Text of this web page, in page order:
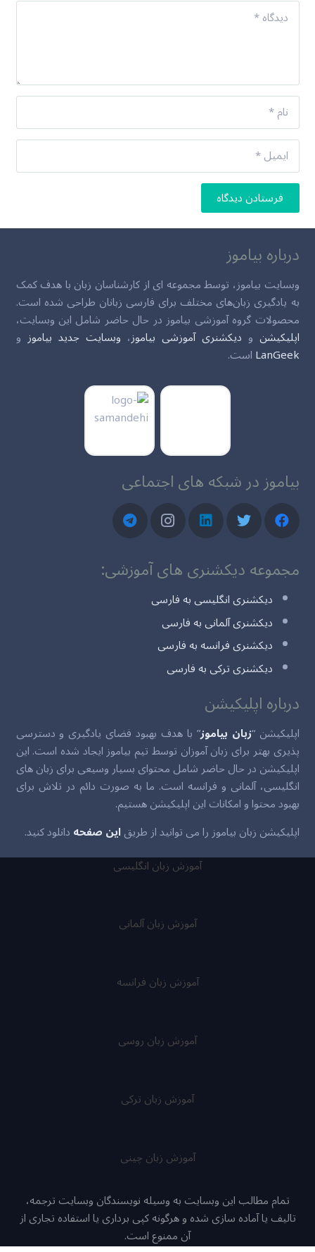
فرستادن دیدگاه
درباره بیاموز
وبسایت بیاموز، توسط مجموعه ای از کارشناسان زبان با هدف کمک
به یادگیری زبان‌های مختلف برای فارسی زبانان طراحی شده است.
محصولات گروه آموزشی بیاموز در حال حاضر شامل این وبسایت،
اپلیکیشن و دیکشنری آموزشی بیاموز، وبسایت جدید بیاموز و
LanGeekاست.
بیاموز در شبکه های اجتماعی
مجموعه دیکشنری های آموزشی:
دیکشنری انگلیسی به فارسی
دیکشنری آلمانی به فارسی
دیکشنری فرانسه به فارسی
دیکشنری ترکی به فارسی
درباره اپلیکیشن
اپلیکیشن “زبان بیاموز” با هدف بهبود فضای یادگیری و دسترسی
پذیری بهتر برای زبان آموزان توسط تیم بیاموز ایجاد شده است. این
اپلیکیشن در حال حاضر شامل محتوای بسیار وسیعی برای زبان های
انگلیسی، آلمانی و فرانسه است. ما به صورت دائم در تلاش برای
بهبود محتوا و امکانات این اپلیکیشن هستیم.
اپلیکیشن زبان بیاموز را می توانید از طریقاین صفحهدانلود کنید.
آموزش زبان انگلیسی
آموزش زبان آلمانی
آموزش زبان فرانسه
آموزش زبان روسی
آموزش زبان ترکی
آموزش زبان چینی
تمام مطالب این وبسایت به وسیله نویسندگان وبسایت ترجمه،
تالیف یا آماده سازی شده و هرگونه کپی برداری یا استفاده تجاری از
آن ممنوع است.